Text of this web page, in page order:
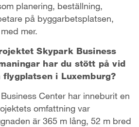
planering, beställning,
på byggarbetsplatsen,
mer.
Skypark Business
har du stött på vid
i Luxemburg?
Center har inneburit en
omfattning var
är 365 m lång, 52 m bred